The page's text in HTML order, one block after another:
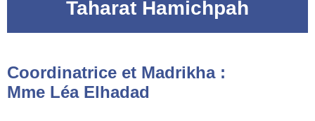
Taharat Hamichpah
Coordinatrice et Madrikha :
Mme Léa Elhadad